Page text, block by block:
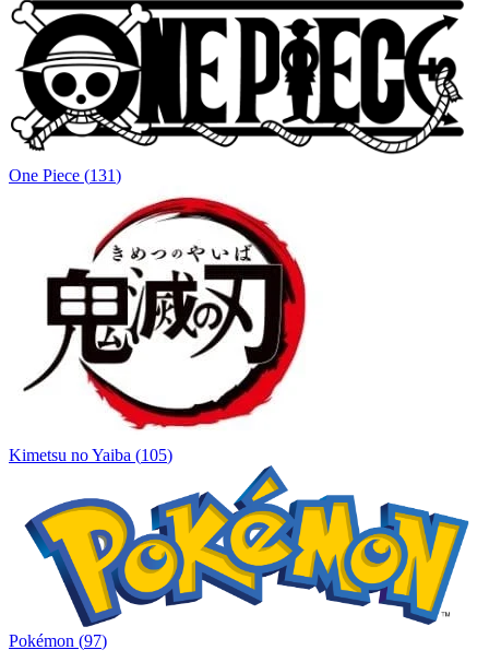
One Piece (131)
Kimetsu no Yaiba (105)
Pokémon (97)